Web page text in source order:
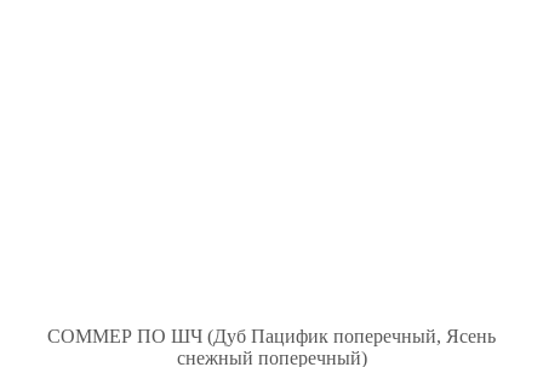
СОММЕР ПО ШЧ (Дуб Пацифик поперечный, Ясень
снежный поперечный)